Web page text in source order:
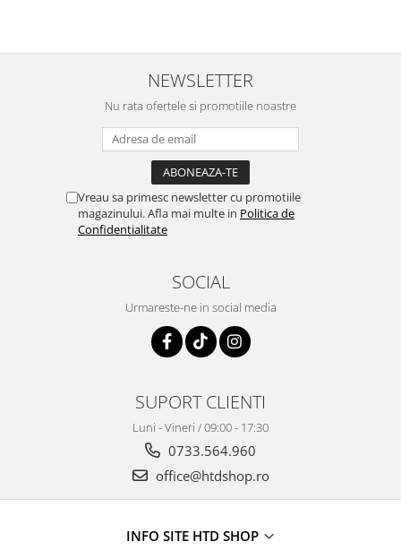
NEWSLETTER
Nu rata ofertele si promotiile noastre
Vreau sa primesc newsletter cu promotiile
magazinului. Afla mai multe in Politica de
Confidentialitate
SOCIAL
Urmareste-ne in social media
SUPORT CLIENTI
Luni - Vineri / 09:00 - 17:30
0733.564.960
office@htdshop.ro
INFO SITE HTD SHOP